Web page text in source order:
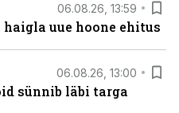
06.08.26, 13:59
haigla uue hoone ehitus
06.08.26, 13:00
sünnib läbi targa